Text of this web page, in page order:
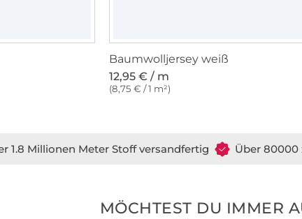
Baumwolljersey weiß
12,95 € / m
(8,75 € / 1 m²)
1.8 Millionen Meter Stoff versandfertig Über 80000
MÖCHTEST DU IMMER